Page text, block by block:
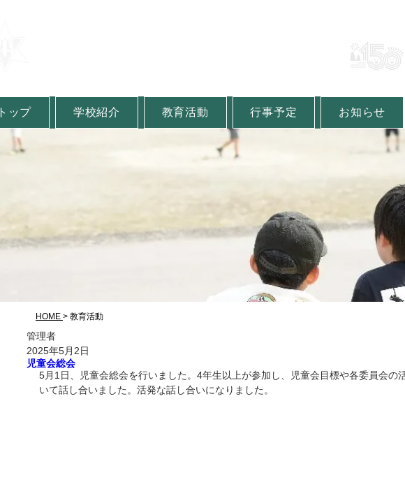
トップ 学校紹介 教育活動 行事予定 お知らせ
HOME > 教育活動
児童会総会
管理者
2025年5月2日
5月1日、児童会総会を行いました。4年生以上が参加し、児童会目標や各委員会の
いて話し合いました。活発な話し合いになりました。